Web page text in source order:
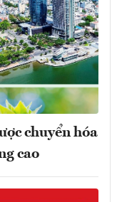
chuyển hóa
cao